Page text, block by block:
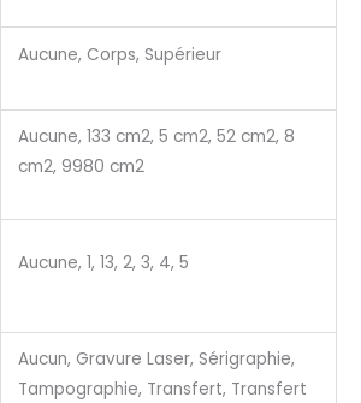
Aucune, Corps, Supérieur
Aucune, 133 cm2, 5 cm2, 52 cm2, 8
cm2, 9980 cm2
Aucune, 1, 13, 2, 3, 4, 5
Aucun, Gravure Laser, Sérigraphie,
Tampographie, Transfert, Transfert